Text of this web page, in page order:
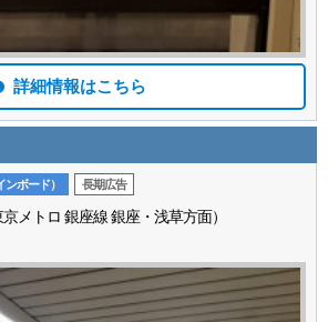
詳細情報はこちら
ボード） 長期広告
メトロ 銀座線 銀座・浅草方面）